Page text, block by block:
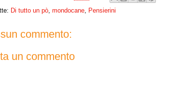
Di tutto un pò, mondocane, Pensierini
commento:
un commento